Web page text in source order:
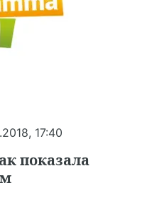
17:40
показала